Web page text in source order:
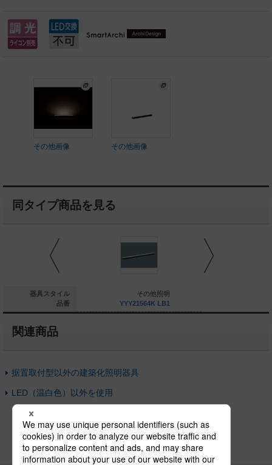
その他画像 その他画像
同タイプ商品を見る
器具スタイル
品番
その他照明
その他照明
YYY21564K LB1
関連商品
据置取付型以外の建築化照明器具
LED（温白色）以外を使用